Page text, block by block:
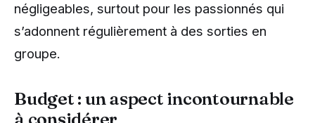
négligeables, surtout pour les passionnés qui
s’adonnent régulièrement à des sorties en
groupe.
Budget : un aspect incontournable